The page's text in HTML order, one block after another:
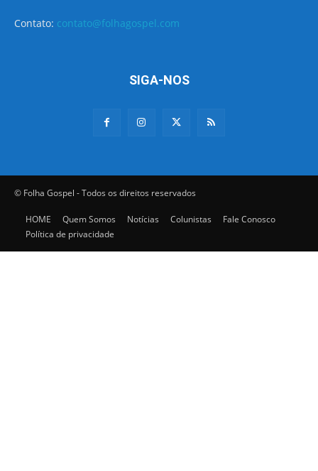
Contato: contato@folhagospel.com
SIGA-NOS
© Folha Gospel - Todos os direitos reservados
HOME Quem Somos Notícias Colunistas
Fale Conosco
Política de privacidade